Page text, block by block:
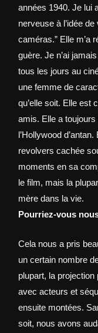
années 1940. Je lui
nerveuse à l’idée
caméras.” Elle m’a
guère. Je n’ai
tous les jours au
une femme de
qu’elle soit. Elle est
amis. Elle a
l’Hollywood
revolvers cachée
moments en sa
le film, mais la
mère dans la vie.
Pourriez-vous
Cela nous a pris
un certain nombre
plupart, la
avec acteurs et
ensuite montées.
soit, nous avons